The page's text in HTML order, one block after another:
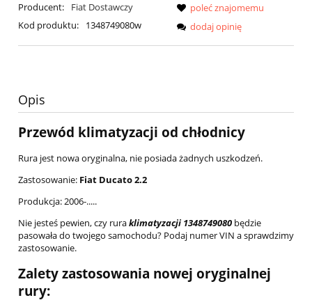
Producent:
Fiat Dostawczy
Kod produktu:
1348749080w
poleć znajomemu
dodaj opinię
Opis
Przewód klimatyzacji od chłodnicy
Rura jest nowa oryginalna, nie posiada żadnych uszkodzeń.
Zastosowanie: Fiat Ducato 2.2
Produkcja: 2006-.....
Nie jesteś pewien, czy ruraklimatyzacji 1348749080 będzie
pasowała do twojego samochodu? Podaj numer VIN a sprawdzimy
zastosowanie.
Zalety zastosowania nowej oryginalnej
rury: